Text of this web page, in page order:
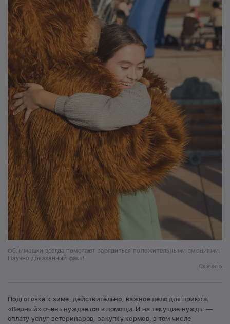
Обнимашки всегда помогают зарядиться положительными эмоциями.
Научно доказанный факт!
Скачать
Подготовка к зиме, действительно, важное дело для приюта.
«Верный» очень нуждается в помощи. И на текущие нужды —
оплату услуг ветеринаров, закупку кормов, в том числе